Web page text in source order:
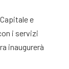
e
i servizi
inaugurerà